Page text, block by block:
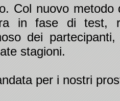
Col nuovo metodo
in fase di test,
dei
stagioni.
per i nostri